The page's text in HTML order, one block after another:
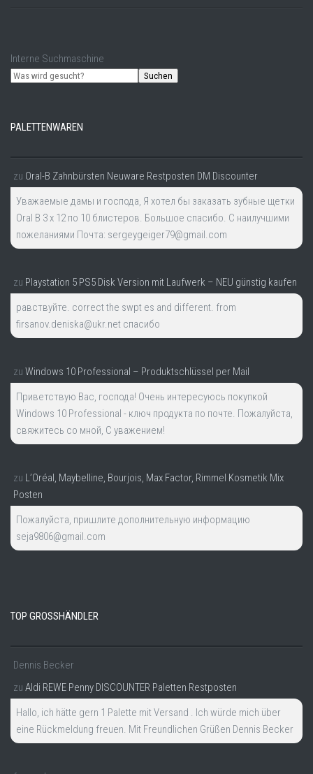
Interne Suchmaschine
Suchen
PALETTENWAREN
zu Oral-B Zahnbürsten Neuware Restposten DM Discounter
Уважаемые дамы и господа, Я хотел бы заказать зубные щетки
Oral B 3 x 12 по 10 блистеров. Большое спасибо. С наилучшими
пожеланиями Почта: sergeygeiger79@gmail.com
zu Playstation 5 PS5 Disk Version mit Laufwerk – NEU günstig kaufen
равствуйте. correct the swpt es and different. from
firsanov.deniska@ukr.net спасибо
zu Windows 10 Professional – Produktschlüssel per Mail
Приветствую Вас, господа! Очень интересуюсь покупкой
Windows 10 Professional - ключ продукта по почте. Пожалуйста,
свяжитесь со мной, С уважением!
zu L’Oréal, Maybelline, Bourjois, Max Factor, Rimmel Kosmetik Mix
Posten
Пожалуйста, пришлите дополнительную информацию
seja9806@gmail.com
TOP GROSSHÄNDLER
Dennis Becker
zu Aldi REWE Penny DISCOUNTER Paletten Restposten
Hallo, ich hätte gern 1 Palette mit Versand . Ich würde mich über
eine Rückmeldung freuen. Mit Freundlichen Grüßen Dennis Becker